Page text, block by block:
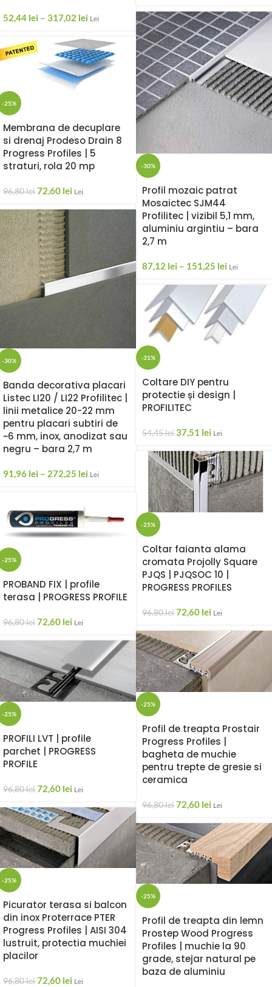
52,44 lei – 317,02 lei Lei
-30%
Profil mozaic patrat
Mosaictec SJM44
Profilitec | vizibil 5,1 mm,
aluminiu argintiu – bara
2,7 m
87,12 lei – 151,25 lei Lei
-25%
Membrana de decuplare
si drenaj Prodeso Drain 8
Progress Profiles | 5
straturi, rola 20 mp
96,80lei72,60 lei Lei
-30%
Banda decorativa placari
Listec LI20 / LI22 Profilitec |
linii metalice 20-22 mm
pentru placari subtiri de
~6 mm, inox, anodizat sau
negru – bara 2,7 m
91,96 lei – 272,25 lei Lei
-31%
Coltare DIY pentru
protectie și design |
PROFILITEC
54,45lei37,51 lei Lei
-25%
Coltar faianta alama
cromata Projolly Square
PJQS | PJQSOC 10 |
PROGRESS PROFILES
96,80lei72,60 lei Lei
-25%
PROBAND FIX | profile
terasa | PROGRESS PROFILE
96,80lei72,60 lei Lei
-25%
Profil de treapta Prostair
Progress Profiles |
bagheta de muchie
pentru trepte de gresie si
ceramica
96,80lei72,60 lei Lei
-25%
PROFILI LVT | profile
parchet | PROGRESS
PROFILE
96,80lei72,60 lei Lei
-25%
Picurator terasa si balcon
din inox Proterrace PTER
Progress Profiles | AISI 304
lustruit, protectia muchiei
placilor
96,80lei72,60 lei Lei
-25%
Profil de treapta din lemn
Prostep Wood Progress
Profiles | muchie la 90
grade, stejar natural pe
baza de aluminiu